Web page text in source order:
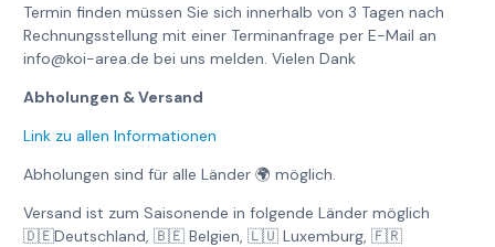
Termin finden müssen Sie sich innerhalb von 3 Tagen nach
Rechnungsstellung mit einer Terminanfrage per E-Mail an
info@koi-area.de bei uns melden. Vielen Dank
Abholungen & Versand
Link zu allen Informationen
Abholungen sind für alle Länder 🌍 möglich.
Versand ist zum Saisonende in folgende Länder möglich
🇩🇪Deutschland, 🇧🇪 Belgien, 🇱🇺 Luxemburg, 🇫🇷